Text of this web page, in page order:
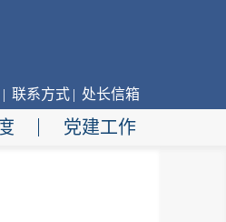
| 联系方式 | 处长信箱
党建工作